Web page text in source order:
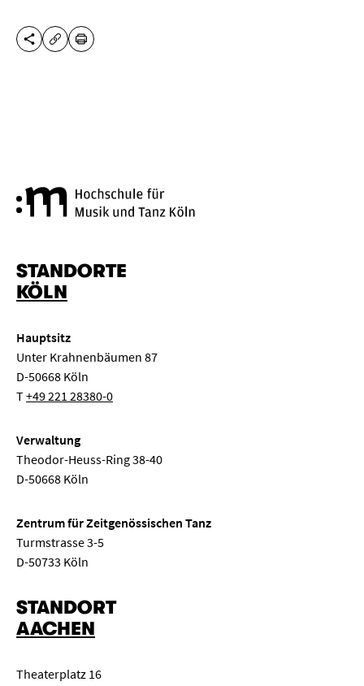
DIESE SEITE TEILEN
URL KOPIEREN
DRUCKEN
STANDORTE
KÖLN
Hauptsitz
Unter Krahnenbäumen 87
D-50668 Köln
T+49 221 28380-0
Verwaltung
Theodor-Heuss-Ring 38-40
D-50668 Köln
Zentrum für Zeitgenössischen Tanz
Turmstrasse 3-5
D-50733 Köln
STANDORT
AACHEN
Theaterplatz 16